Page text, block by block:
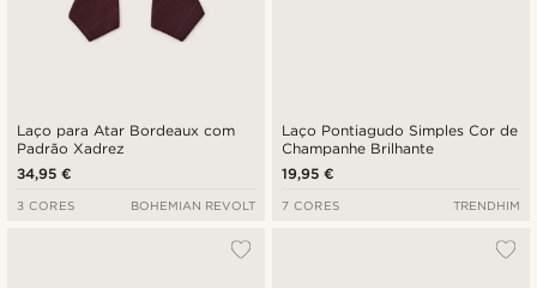
Laço para Atar Bordeaux com
Padrão Xadrez
34,95 €
3 CORES BOHEMIAN REVOLT
Laço Pontiagudo Simples Cor de
Champanhe Brilhante
19,95 €
7 CORES TRENDHIM